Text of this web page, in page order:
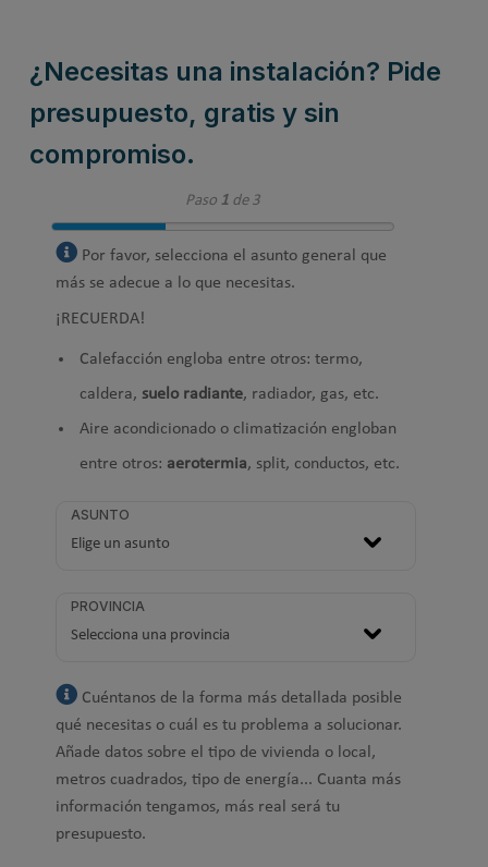
¿Necesitas una instalación? Pide
presupuesto, gratis y sin
compromiso.
Paso 1de 3
Por favor, selecciona el asunto general que
más se adecue a lo que necesitas.
¡RECUERDA!
Calefacción engloba entre otros: termo,
caldera, suelo radiante, radiador, gas, etc.
Aire acondicionado o climatización engloban
entre otros: aerotermia, split, conductos, etc.
ASUNTO
PROVINCIA
Cuéntanos de la forma más detallada posible
qué necesitas o cuál es tu problema a solucionar.
Añade datos sobre el tipo de vivienda o local,
metros cuadrados, tipo de energía... Cuanta más
información tengamos, más real será tu
presupuesto.